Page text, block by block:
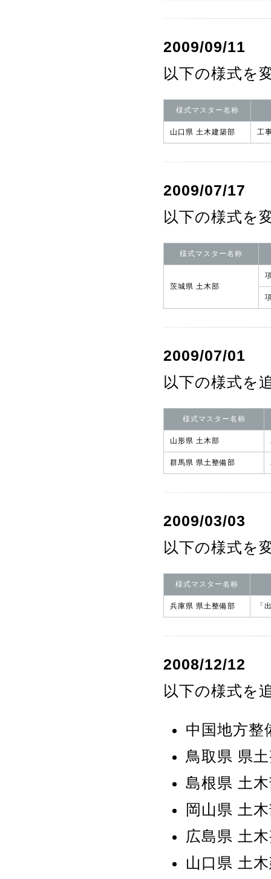
2009/09/11
以下の様式を
様式マスター名称
山口県 土木建築部 工
2009/07/17
以下の様式を
様式マスター名称
茨城県 土木部
2009/07/01
以下の様式を
様式マスター名称
山形県 土木部
群馬県 県土整備部
2009/03/03
以下の様式を
様式マスター名称
兵庫県 県土整備部 「
2008/12/12
以下の様式を
中国地方整
鳥取県 県
島根県 土
岡山県 土
広島県 土
山口県 土